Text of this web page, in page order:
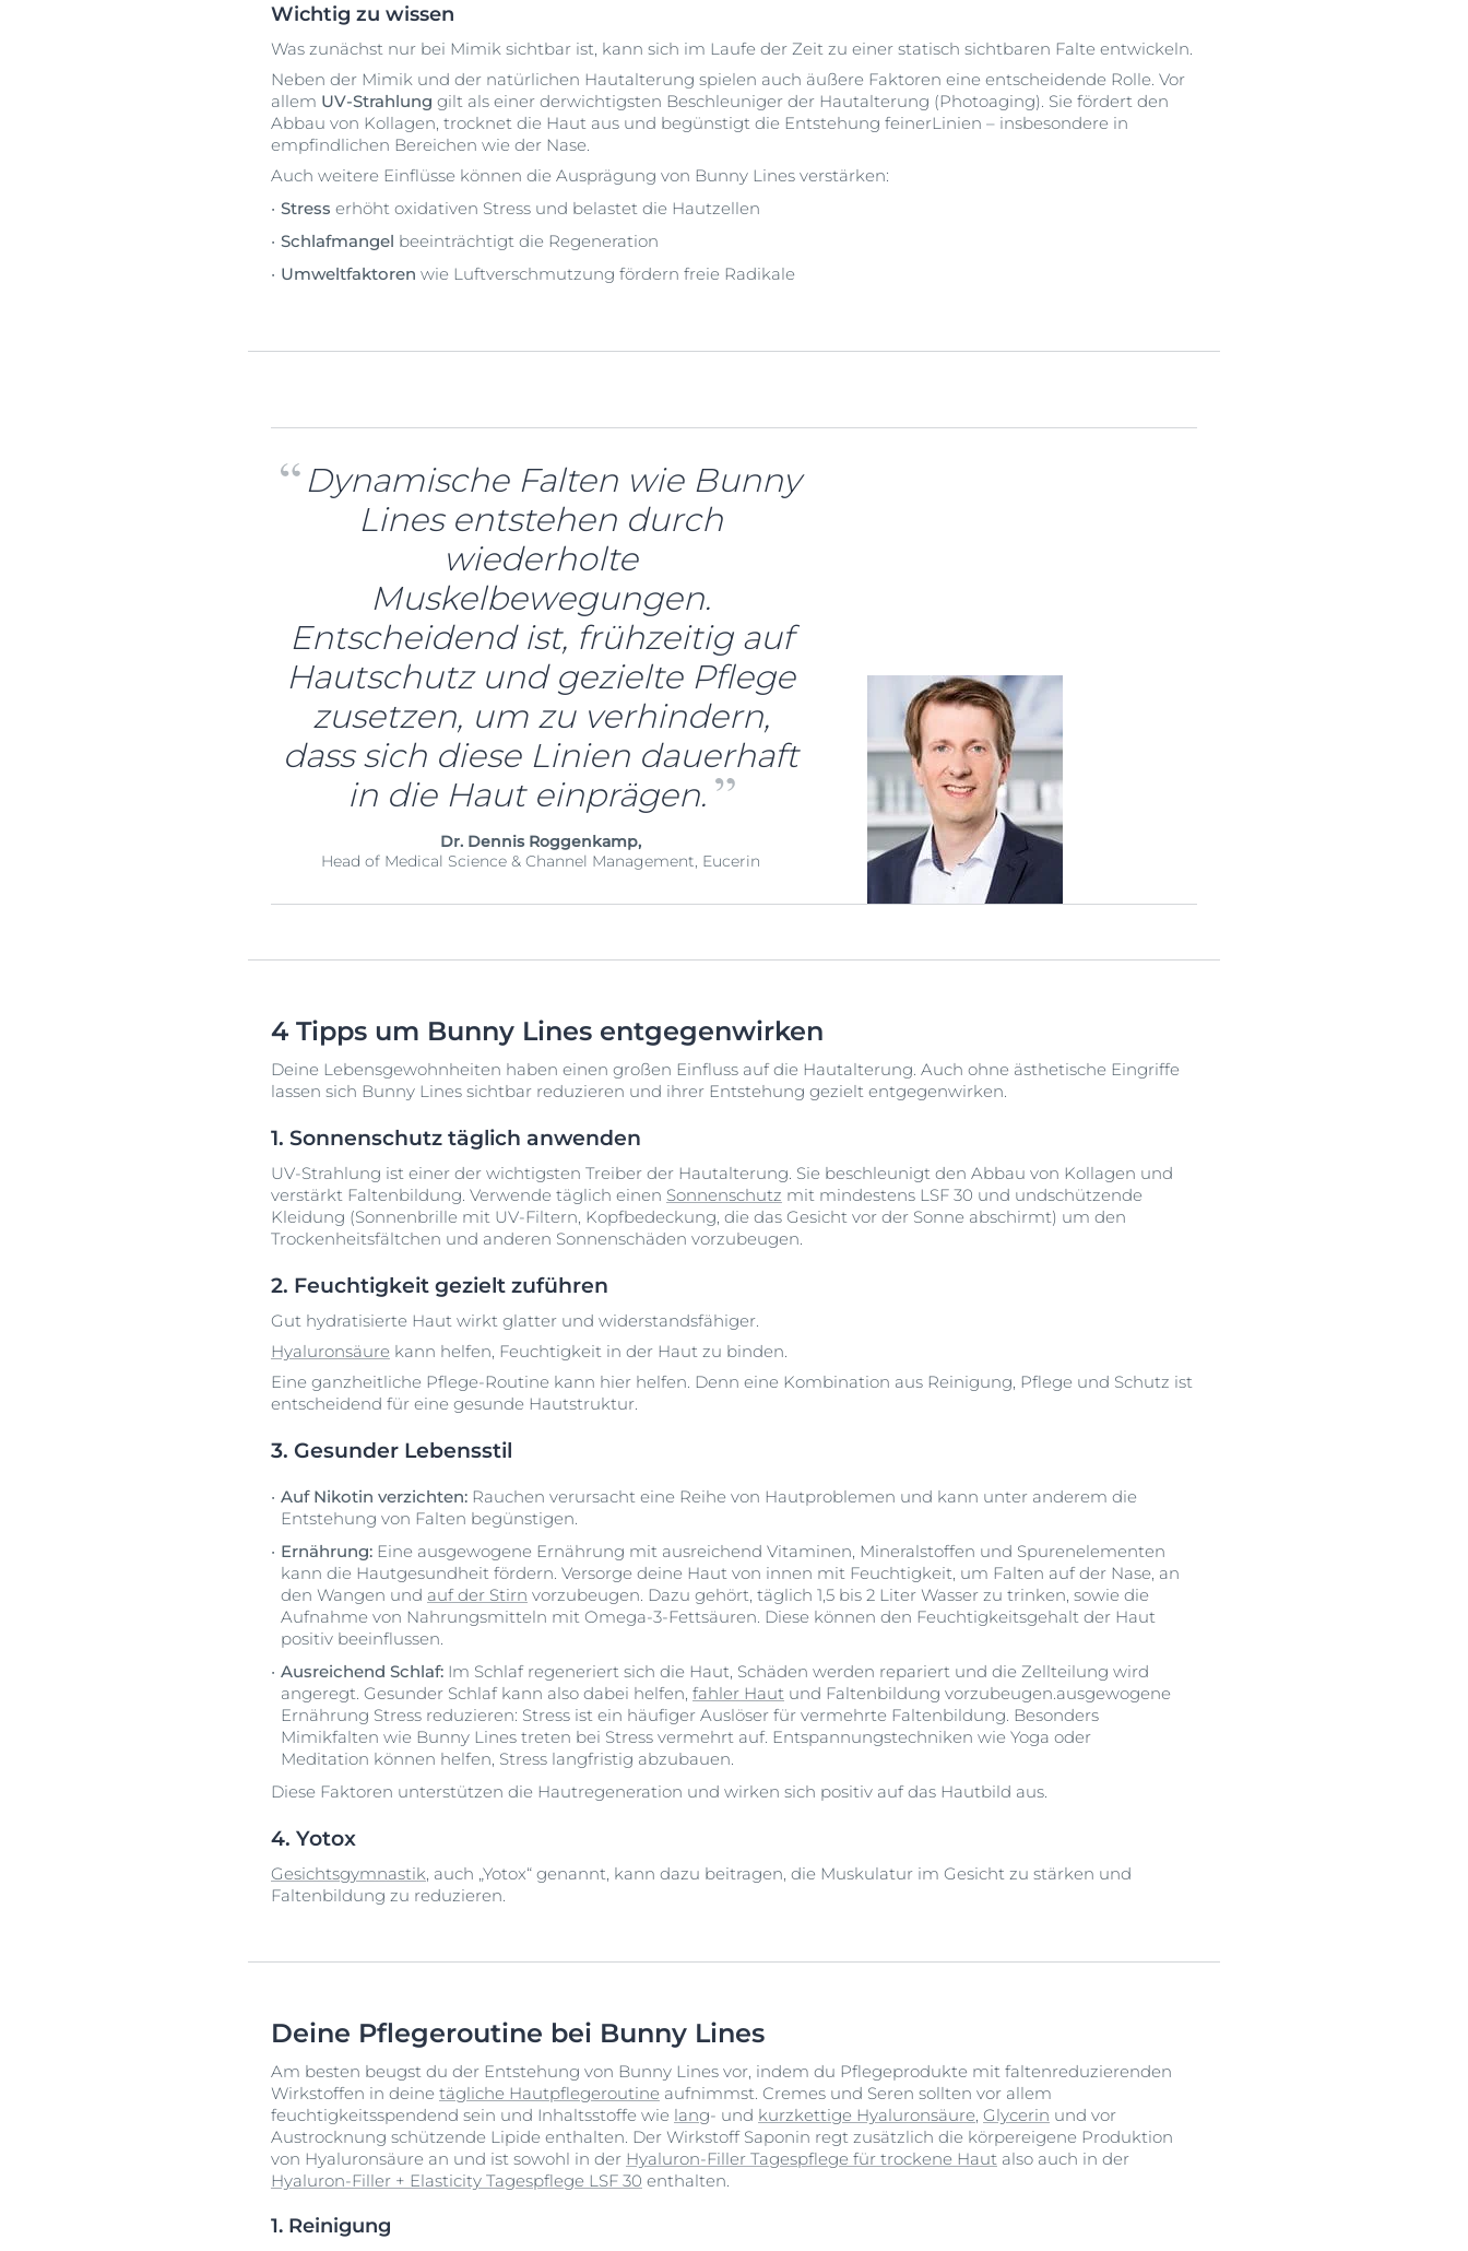
Wichtig zu wissen
Was zunächst nur bei Mimik sichtbar ist, kann sich im Laufe der Zeit zu einer statisch sichtbaren Falte entwickeln.
Neben der Mimik und der natürlichen Hautalterung spielen auch äußere Faktoren eine entscheidende Rolle. Vor
allem UV-Strahlung gilt als einer derwichtigsten Beschleuniger der Hautalterung (Photoaging). Sie fördert den
Abbau von Kollagen, trocknet die Haut aus und begünstigt die Entstehung feinerLinien – insbesondere in
empfindlichen Bereichen wie der Nase.
Auch weitere Einflüsse können die Ausprägung von Bunny Lines verstärken:
Stress erhöht oxidativen Stress und belastet die Hautzellen
Schlafmangel beeinträchtigt die Regeneration
Umweltfaktoren wie Luftverschmutzung fördern freie Radikale
Dynamische Falten wie Bunny
Lines entstehen durch
wiederholte
Muskelbewegungen.
Entscheidend ist, frühzeitig auf
Hautschutz und gezielte Pflege
zusetzen, um zu verhindern,
dass sich diese Linien dauerhaft
in die Haut einprägen.
Dr. Dennis Roggenkamp,
Head of Medical Science & Channel Management, Eucerin
4 Tipps um Bunny Lines entgegenwirken
Deine Lebensgewohnheiten haben einen großen Einfluss auf die Hautalterung. Auch ohne ästhetische Eingriffe
lassen sich Bunny Lines sichtbar reduzieren und ihrer Entstehung gezielt entgegenwirken.
1. Sonnenschutz täglich anwenden
UV-Strahlung ist einer der wichtigsten Treiber der Hautalterung. Sie beschleunigt den Abbau von Kollagen und
verstärkt Faltenbildung. Verwende täglich einen Sonnenschutz mit mindestens LSF 30 und undschützende
Kleidung (Sonnenbrille mit UV-Filtern, Kopfbedeckung, die das Gesicht vor der Sonne abschirmt) um den
Trockenheitsfältchen und anderen Sonnenschäden vorzubeugen.
2. Feuchtigkeit gezielt zuführen
Gut hydratisierte Haut wirkt glatter und widerstandsfähiger.
Hyaluronsäure kann helfen, Feuchtigkeit in der Haut zu binden.
Eine ganzheitliche Pflege-Routine kann hier helfen. Denn eine Kombination aus Reinigung, Pflege und Schutz ist
entscheidend für eine gesunde Hautstruktur.
3. Gesunder Lebensstil
Auf Nikotin verzichten: Rauchen verursacht eine Reihe von Hautproblemen und kann unter anderem die
Entstehung von Falten begünstigen.
Ernährung: Eine ausgewogene Ernährung mit ausreichend Vitaminen, Mineralstoffen und Spurenelementen
kann die Hautgesundheit fördern. Versorge deine Haut von innen mit Feuchtigkeit, um Falten auf der Nase, an
den Wangen und auf der Stirn vorzubeugen. Dazu gehört, täglich 1,5 bis 2 Liter Wasser zu trinken, sowie die
Aufnahme von Nahrungsmitteln mit Omega-3-Fettsäuren. Diese können den Feuchtigkeitsgehalt der Haut
positiv beeinflussen.
Ausreichend Schlaf: Im Schlaf regeneriert sich die Haut, Schäden werden repariert und die Zellteilung wird
angeregt. Gesunder Schlaf kann also dabei helfen, fahler Haut und Faltenbildung vorzubeugen.ausgewogene
Ernährung Stress reduzieren: Stress ist ein häufiger Auslöser für vermehrte Faltenbildung. Besonders
Mimikfalten wie Bunny Lines treten bei Stress vermehrt auf. Entspannungstechniken wie Yoga oder
Meditation können helfen, Stress langfristig abzubauen.
Diese Faktoren unterstützen die Hautregeneration und wirken sich positiv auf das Hautbild aus.
4. Yotox
Gesichtsgymnastik , auch „Yotox“ genannt, kann dazu beitragen, die Muskulatur im Gesicht zu stärken und
Faltenbildung zu reduzieren.
Deine Pflegeroutine bei Bunny Lines
Am besten beugst du der Entstehung von Bunny Lines vor, indem du Pflegeprodukte mit faltenreduzierenden
Wirkstoffen in deine tägliche Hautpflegeroutine aufnimmst. Cremes und Seren sollten vor allem
feuchtigkeitsspendend sein und Inhaltsstoffe wie lang- und kurzkettige Hyaluronsäure Glycerin und vor
Austrocknung schützende Lipide enthalten. Der Wirkstoff Saponin regt zusätzlich die körpereigene Produktion
von Hyaluronsäure an und ist sowohl in der Hyaluron-Filler Tagespflege für trockene Haut also auch in der
Hyaluron-Filler + Elasticity Tagespflege LSF 30 enthalten.
1. Reinigung